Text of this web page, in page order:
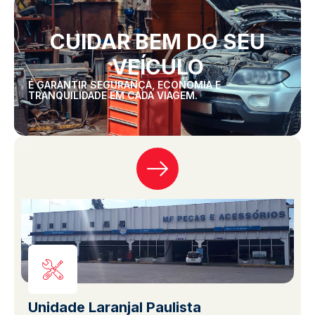
CUIDAR BEM DO SEU
VEÍCULO
É GARANTIR SEGURANÇA, ECONOMIA E
TRANQUILIDADE EM CADA VIAGEM.
Unidade Laranjal Paulista